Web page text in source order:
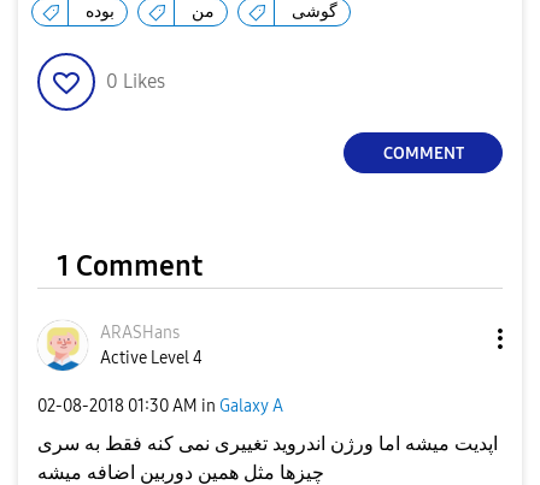
بوده من گوشی
0 Likes
COMMENT
1 Comment
ARASHans
Active Level 4
‎02-08-2018 01:30 AM in Galaxy A
اپدیت میشه اما ورژن اندروید تغییری نمی کنه فقط به سری
چیزها مثل همین دوربین اضافه میشه